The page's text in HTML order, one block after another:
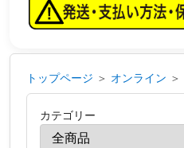
トップページ ＞ オンライン ＞
カテゴリー